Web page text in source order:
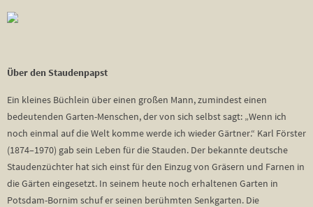
Über den Staudenpapst
Ein kleines Büchlein über einen großen Mann, zumindest einen
bedeutenden Garten-Menschen, der von sich selbst sagt: „Wenn ich
noch einmal auf die Welt komme werde ich wieder Gärtner.“ Karl Förster
(1874–1970) gab sein Leben für die Stauden. Der bekannte deutsche
Staudenzüchter hat sich einst für den Einzug von Gräsern und Farnen in
die Gärten eingesetzt. In seinem heute noch erhaltenen Garten in
Potsdam-Bornim schuf er seinen berühmten Senkgarten. Die